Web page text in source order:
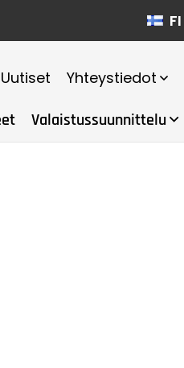
FI
Uutiset Yhteystiedot
Valaistussuunnittelu